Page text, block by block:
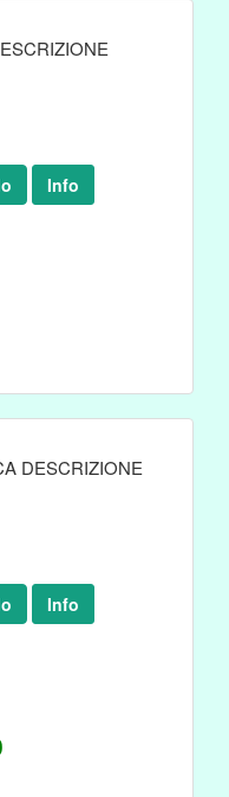
Info
DESCRIZIONE
Info